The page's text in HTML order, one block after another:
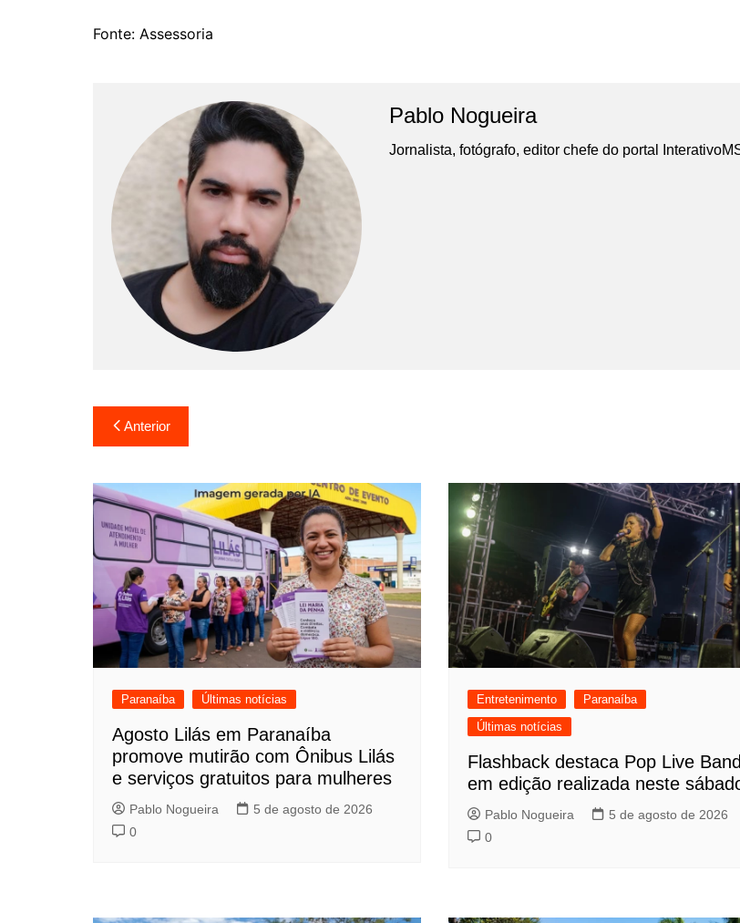
Fonte: Assessoria
Pablo Nogueira
Jornalista, fotógrafo, editor chefe do portal
Navegação
de
Post
Anterior
Paranaíba Últimas notícias
Agosto Lilás em Paranaíba
promove mutirão com Ônibus Lilás
e serviços gratuitos para mulheres
Pablo Nogueira
5 de agosto de 2026
0
Entretenimento
Paranaíba
Últimas notícias
Flashback destaca Pop Live Band
em edição realizada neste
Pablo Nogueira
5 de agosto de 2026
0